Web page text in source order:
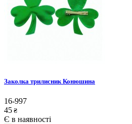
Заколка трилисник Конюшина
16-997
45 ₴
Є в наявності